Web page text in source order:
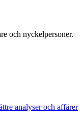
och nyckelpersoner.
analyser och affärer